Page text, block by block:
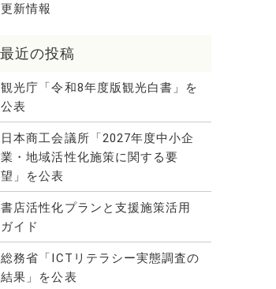
更新情報
観光庁「令和8年度版観光白書」を
公表
日本商工会議所「2027年度中小企
業・地域活性化施策に関する要
望」を公表
書店活性化プランと支援施策活用
ガイド
総務省「ICTリテラシー実態調査の
結果」を公表